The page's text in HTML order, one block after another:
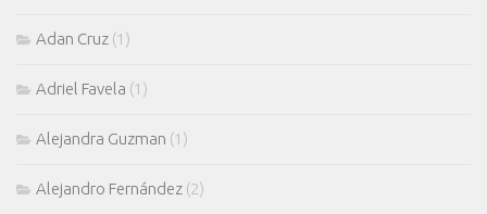
Adan Cruz (1)
Adriel Favela (1)
Alejandra Guzman (1)
Alejandro Fernández (2)